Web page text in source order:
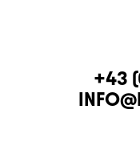
KONTAKT+43
E-MAIL